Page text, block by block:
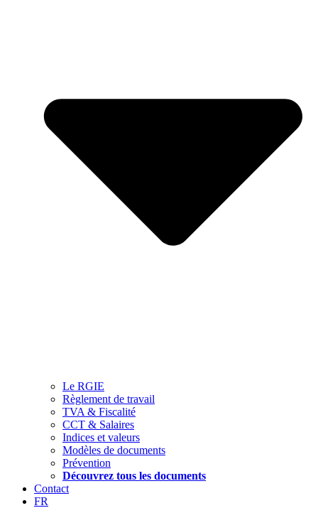
Le RGIE
Règlement de travail
TVA & Fiscalité
CCT & Salaires
Indices et valeurs
Modèles de documents
Prévention
Découvrez tous les documents
Contact
FR